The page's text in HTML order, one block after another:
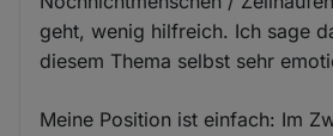
geht, wenig hilfreich. Ich sage
diesem Thema selbst sehr
Meine Position ist einfach: Im